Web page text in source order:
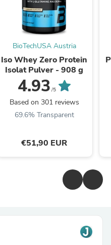
BioTechUSA Austria
Iso Whey Zero Protein
Isolat Pulver - 908 g
4.93 /5
Based on 301 reviews
69.6% Transparent
€51,90 EUR